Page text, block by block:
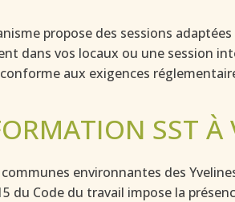
propose des sessions
dans vos locaux ou une session
aux exigences
SST À
environnantes des
du Code du travail impose la